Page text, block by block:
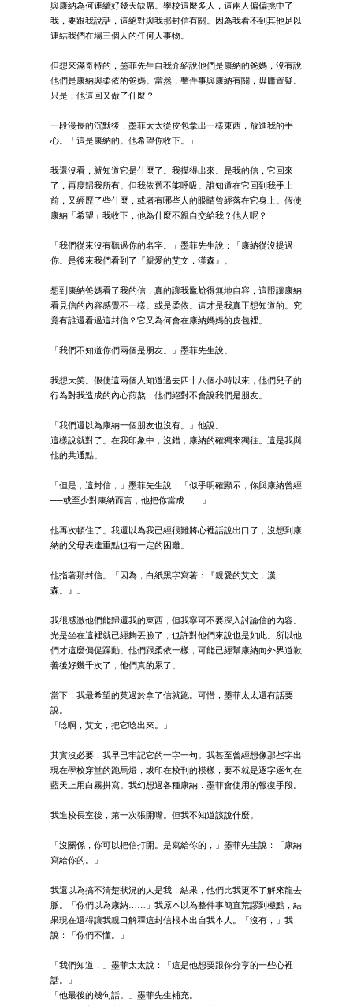
與康納為何連續好幾天缺席。學校這麼多人，這兩人偏偏挑中了
我，要跟我說話，這絕對與我那封信有關。因為我看不到其他足以
連結我們在場三個人的任何人事物。
但想來滿奇特的，墨菲先生自我介紹說他們是康納的爸媽，沒有說
他們是康納與柔依的爸媽。當然，整件事與康納有關，毋庸置疑。
只是：他這回又做了什麼？
一段漫長的沉默後，墨菲太太從皮包拿出一樣東西，放進我的手
心。「這是康納的。他希望你收下。」
我還沒看，就知道它是什麼了。我摸得出來。是我的信，它回來
了，再度歸我所有。但我依舊不能呼吸。誰知道在它回到我手上
前，又經歷了些什麼，或者有哪些人的眼睛曾經落在它身上。假使
康納「希望」我收下，他為什麼不親自交給我？他人呢？
「我們從來沒有聽過你的名字。」墨菲先生說：「康納從沒提過
你。是後來我們看到了『親愛的艾文．漢森』。」
想到康納爸媽看了我的信，真的讓我尷尬得無地自容，這跟讓康納
看見信的內容感覺不一樣。或是柔依。這才是我真正想知道的。究
竟有誰還看過這封信？它又為何會在康納媽媽的皮包裡。
「我們不知道你們兩個是朋友。」墨菲先生說。
我想大笑。假使這兩個人知道過去四十八個小時以來，他們兒子的
行為對我造成的內心煎熬，他們絕對不會說我們是朋友。
「我們還以為康納一個朋友也沒有。」他說。
這樣說就對了。在我印象中，沒錯，康納的確獨來獨往。這是我與
他的共通點。
「但是，這封信，」墨菲先生說：「似乎明確顯示，你與康納曾經
──或至少對康納而言，他把你當成……」
他再次頓住了。我還以為我已經很難將心裡話說出口了，沒想到康
納的父母表達重點也有一定的困難。
他指著那封信。「因為，白紙黑字寫著：『親愛的艾文．漢
森。』」
我很感激他們能歸還我的東西，但我寧可不要深入討論信的內容。
光是坐在這裡就已經夠丟臉了，也許對他們來說也是如此。所以他
們才這麼侷促躁動。他們跟柔依一樣，可能已經幫康納向外界道歉
善後好幾千次了，他們真的累了。
當下，我最希望的莫過於拿了信就跑。可惜，墨菲太太還有話要
說。
「唸啊，艾文，把它唸出來。」
其實沒必要，我早已牢記它的一字一句。我甚至曾經想像那些字出
現在學校穿堂的跑馬燈，或印在校刊的模樣，要不就是逐字逐句在
藍天上用白霧拼寫。我幻想過各種康納．墨菲會使用的報復手段。
我進校長室後，第一次張開嘴。但我不知道該說什麼。
「沒關係，你可以把信打開。是寫給你的，」墨菲先生說：「康納
寫給你的。」
我還以為搞不清楚狀況的人是我，結果，他們比我更不了解來龍去
脈。「你們以為康納……」我原本以為整件事簡直荒謬到極點，結
果現在還得讓我親口解釋這封信根本出自我本人。「沒有，」我
說：「你們不懂。」
「我們知道，」墨菲太太說：「這是他想要跟你分享的一些心裡
話。」
「他最後的幾句話。」墨菲先生補充。